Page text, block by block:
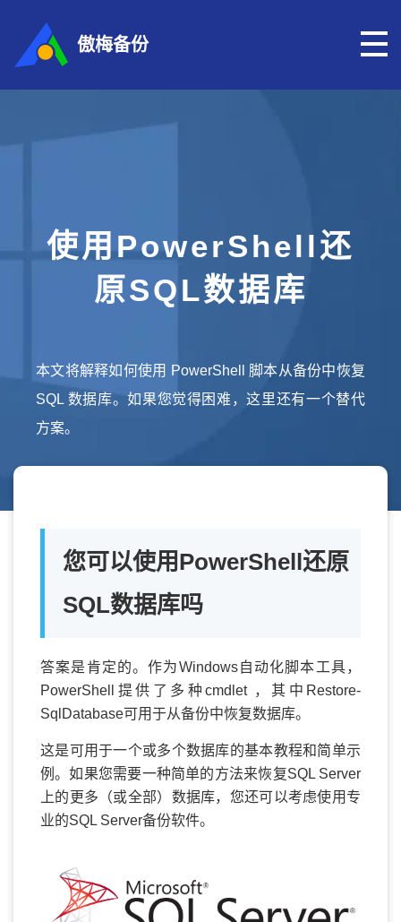
傲梅备份
使用PowerShell还
原SQL数据库
本文将解释如何使用 PowerShell 脚本从备份中恢复
SQL 数据库。如果您觉得困难，这里还有一个替代
方案。
您可以使用PowerShell还原
SQL数据库吗
答案是肯定的。作为Windows自动化脚本工具，
PowerShell提供了多种cmdlet ，其中Restore-
SqlDatabase可用于从备份中恢复数据库。
这是可用于一个或多个数据库的基本教程和简单示
例。如果您需要一种简单的方法来恢复SQL Server
上的更多（或全部）数据库，您还可以考虑使用专
业的SQL Server备份软件。